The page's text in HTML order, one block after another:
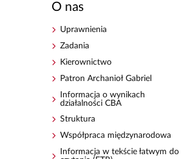
O nas
Uprawnienia
Zadania
Kierownictwo
Patron Archanioł Gabriel
Informacja o wynikach
działalności CBA
Struktura
Współpraca międzynarodowa
Informacja w tekście łatwym do